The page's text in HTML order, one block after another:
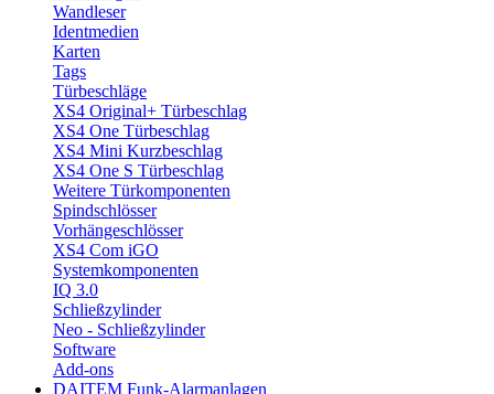
Wandleser
Identmedien
Karten
Tags
Türbeschläge
XS4 Original+ Türbeschlag
XS4 One Türbeschlag
XS4 Mini Kurzbeschlag
XS4 One S Türbeschlag
Weitere Türkomponenten
Spindschlösser
Vorhängeschlösser
XS4 Com iGO
Systemkomponenten
IQ 3.0
Schließzylinder
Neo - Schließzylinder
Software
Add-ons
DAITEM Funk-Alarmanlagen